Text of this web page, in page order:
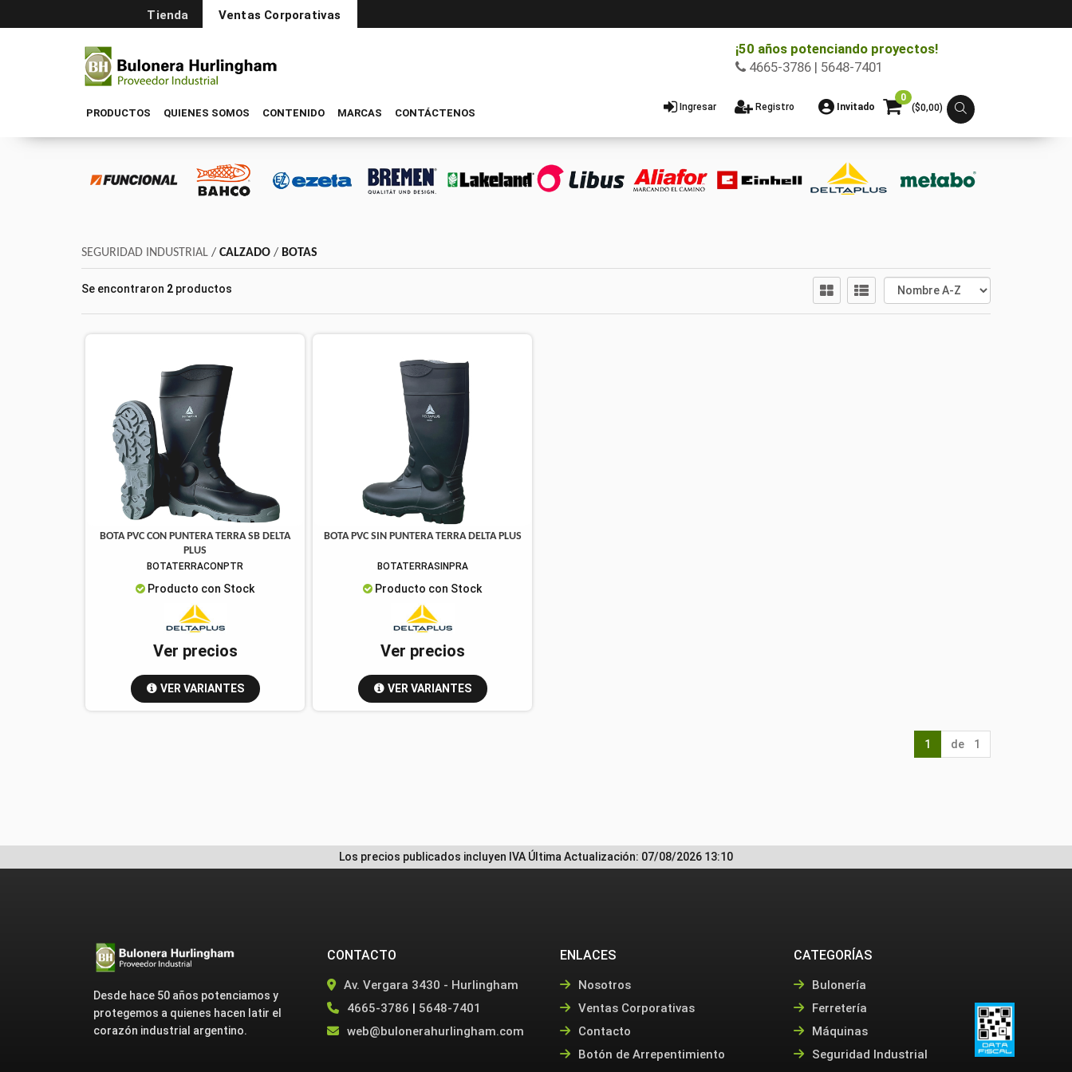
Tienda Ventas Corporativas
Invitado
Ingresar Registro
0
($0,00)
PRODUCTOS QUIENES SOMOS CONTENIDO MARCAS CONTÁCTENOS
¡50 años potenciando proyectos!
4665-3786 | 5648-7401
SEGURIDAD INDUSTRIAL / CALZADO / BOTAS
Se encontraron 2 productos
BOTA PVC CON PUNTERA TERRA SB DELTA
PLUS
BOTATERRACONPTR
Producto con Stock
Ver precios
VER VARIANTES
BOTA PVC SIN PUNTERA TERRA DELTA PLUS
BOTATERRASINPRA
Producto con Stock
Ver precios
VER VARIANTES
1 de 1
Los precios publicados incluyen IVA Última Actualización: 07/08/2026 13:10
Desde hace 50 años potenciamos y
protegemos a quienes hacen latir el
corazón industrial argentino.
CONTACTO
Av. Vergara 3430 - Hurlingham
4665-3786 | 5648-7401
web@bulonerahurlingham.com
ENLACES
Nosotros
Ventas Corporativas
Contacto
Botón de Arrepentimiento
CATEGORÍAS
Bulonería
Ferretería
Máquinas
Seguridad Industrial